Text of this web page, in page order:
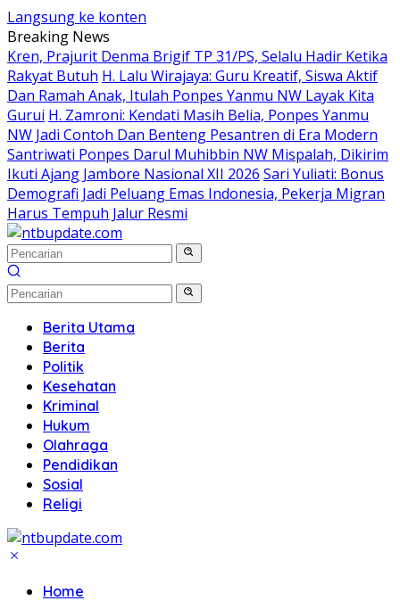
Langsung ke konten
Breaking News
Kren, Prajurit Denma Brigif TP 31/PS, Selalu Hadir Ketika
Rakyat Butuh H. Lalu Wirajaya: Guru Kreatif, Siswa Aktif
Dan Ramah Anak, Itulah Ponpes Yanmu NW Layak Kita
Gurui H. Zamroni: Kendati Masih Belia, Ponpes Yanmu
NW Jadi Contoh Dan Benteng Pesantren di Era Modern
Santriwati Ponpes Darul Muhibbin NW Mispalah, Dikirim
Ikuti Ajang Jambore Nasional XII 2026 Sari Yuliati: Bonus
Demografi Jadi Peluang Emas Indonesia, Pekerja Migran
Harus Tempuh Jalur Resmi
Berita Utama
Berita
Politik
Kesehatan
Kriminal
Hukum
Olahraga
Pendidikan
Sosial
Religi
Home